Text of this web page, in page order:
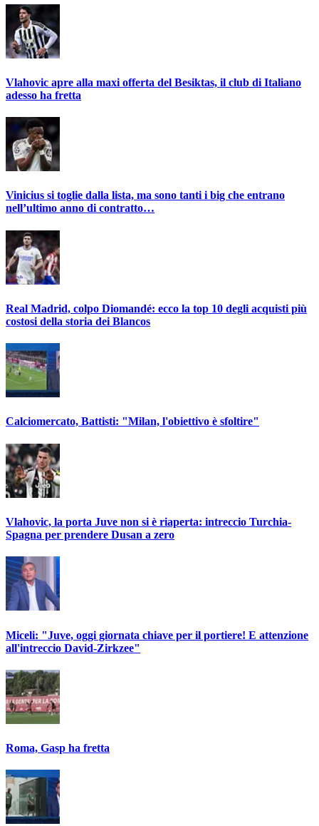
Vlahovic apre alla maxi offerta del Besiktas, il club di Italiano
adesso ha fretta
Vinicius si toglie dalla lista, ma sono tanti i big che entrano
nell’ultimo anno di contratto…
Real Madrid, colpo Diomandé: ecco la top 10 degli acquisti più
costosi della storia dei Blancos
Calciomercato, Battisti: "Milan, l'obiettivo è sfoltire"
Vlahovic, la porta Juve non si è riaperta: intreccio Turchia-
Spagna per prendere Dusan a zero
Miceli: "Juve, oggi giornata chiave per il portiere! E attenzione
all'intreccio David-Zirkzee"
Roma, Gasp ha fretta